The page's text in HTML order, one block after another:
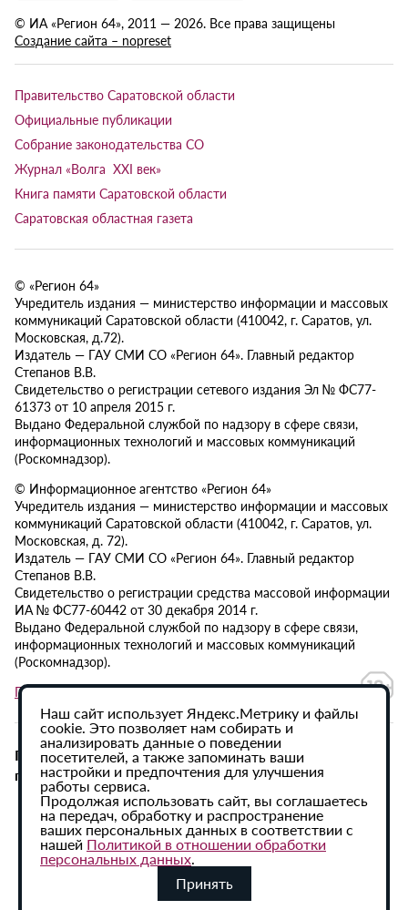
© ИА «Регион 64», 2011 — 2026. Все права защищены
Создание сайта – nopreset
Правительство Саратовской области
Официальные публикации
Собрание законодательства СО
Журнал «Волга XXI век»
Книга памяти Саратовской области
Саратовская областная газета
© «Регион 64»
Учредитель издания — министерство информации и массовых
коммуникаций Саратовской области (410042, г. Саратов, ул.
Московская, д.72).
Издатель — ГАУ СМИ СО «Регион 64». Главный редактор
Степанов В.В.
Свидетельство о регистрации сетевого издания Эл № ФС77-
61373 от 10 апреля 2015 г.
Выдано Федеральной службой по надзору в сфере связи,
информационных технологий и массовых коммуникаций
(Роскомнадзор).
© Информационное агентство «Регион 64»
Учредитель издания — министерство информации и массовых
коммуникаций Саратовской области (410042, г. Саратов, ул.
Московская, д. 72).
Издатель — ГАУ СМИ СО «Регион 64». Главный редактор
Степанов В.В.
Свидетельство о регистрации средства массовой информации
ИА № ФС77-60442 от 30 декабря 2014 г.
Выдано Федеральной службой по надзору в сфере связи,
информационных технологий и массовых коммуникаций
(Роскомнадзор).
Политика в отношении обработки персональных данных
При использовании материалов сайта активная
гиперссылка на ИА «Регион 64» обязательна.
Наш сайт использует Яндекс.Метрику и файлы
cookie. Это позволяет нам собирать и
анализировать данные о поведении
посетителей, а также запоминать ваши
настройки и предпочтения для улучшения
работы сервиса.
Продолжая использовать сайт, вы соглашаетесь
на передач, обработку и распространение
ваших персональных данных в соответствии с
нашей Политикой в отношении обработки
персональных данных.
Принять